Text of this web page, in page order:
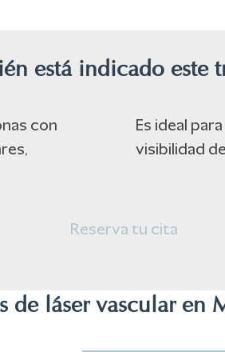
está indicado este
con
Es ideal
visibilidad
Reserva tu cita
de láser vascular en